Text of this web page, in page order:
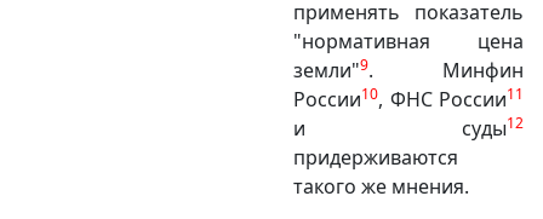
применять показатель
"нормативная цена
земли"9. Минфин
России10, ФНС России11
и суды12
придерживаются
такого же мнения.